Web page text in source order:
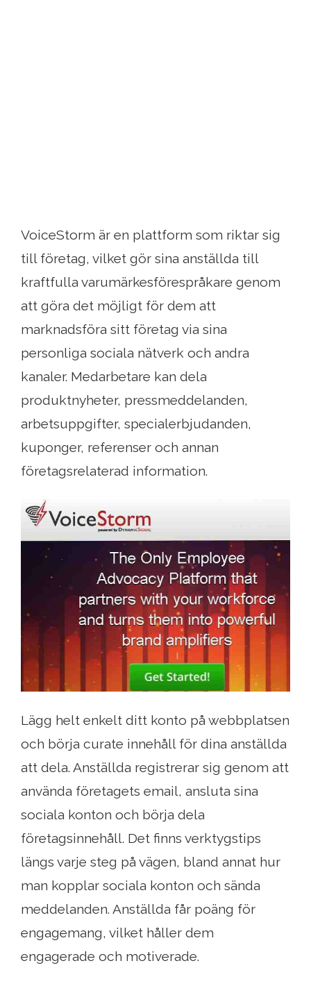
VoiceStorm är en plattform som riktar sig
till företag, vilket gör sina anställda till
kraftfulla varumärkesförespråkare genom
att göra det möjligt för dem att
marknadsföra sitt företag via sina
personliga sociala nätverk och andra
kanaler. Medarbetare kan dela
produktnyheter, pressmeddelanden,
arbetsuppgifter, specialerbjudanden,
kuponger, referenser och annan
företagsrelaterad information.
Lägg helt enkelt ditt konto på webbplatsen
och börja curate innehåll för dina anställda
att dela. Anställda registrerar sig genom att
använda företagets email, ansluta sina
sociala konton och börja dela
företagsinnehåll. Det finns verktygstips
längs varje steg på vägen, bland annat hur
man kopplar sociala konton och sända
meddelanden. Anställda får poäng för
engagemang, vilket håller dem
engagerade och motiverade.